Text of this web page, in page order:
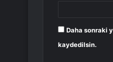
Daha sonraki
kaydedilsin.